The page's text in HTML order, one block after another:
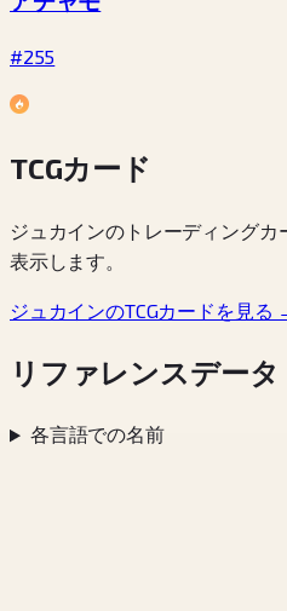
#255
TCGカード
ジュカインのトレーディング
表示します。
ジュカインのTCGカードを見る
リファレンスデータ
各言語での名前